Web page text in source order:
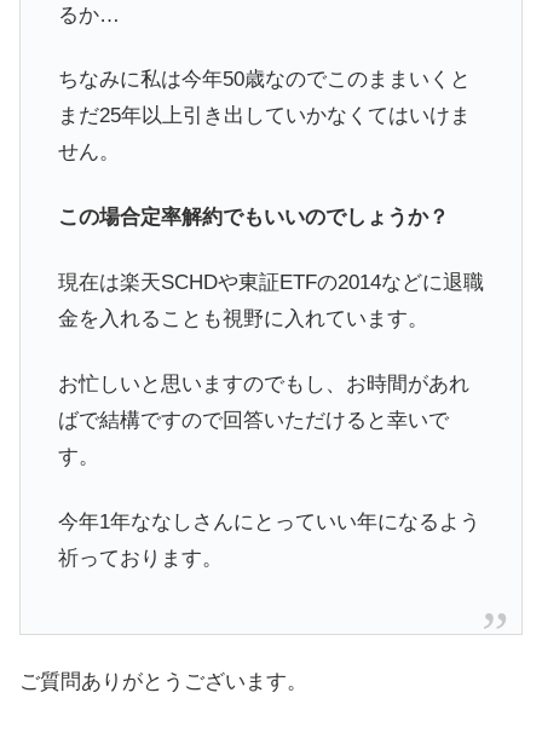
るか…
ちなみに私は今年50歳なのでこのままいくと
まだ25年以上引き出していかなくてはいけま
せん。
この場合定率解約でもいいのでしょうか？
現在は楽天SCHDや東証ETFの2014などに退職
金を入れることも視野に入れています。
お忙しいと思いますのでもし、お時間があれ
ばで結構ですので回答いただけると幸いで
す。
今年1年ななしさんにとっていい年になるよう
祈っております。
ご質問ありがとうございます。